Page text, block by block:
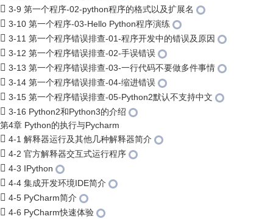
3-9 第一个程序-02-python程序的格式以及扩展名
3-10 第一个程序-03-Hello Python程序演练
3-11 第一个程序错误排查-01-程序开发中的错误及原因
3-12 第一个程序错误排查-02-手误错误
3-13 第一个程序错误排查-03-一行代码不要做多件事情
3-14 第一个程序错误排查-04-缩进错误
3-15 第一个程序错误排查-05-Python2默认不支持中文
3-16 Python2和Python3的介绍
第4章 Python的执行与Pycharm
4-1 解释器运行及其他几种解释器简介
4-2 官方解释器交互式运行程序
4-3 IPython
4-4 集成开发环境IDE简介
4-5 PyCharm简介
4-6 PyCharm快速体验